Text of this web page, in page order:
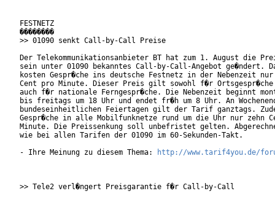
FESTNETZ
��������
>> 01090 senkt Call-by-Call Preise
Der Telekommunikationsanbieter BT hat zum 1. August die
sein unter 01090 bekanntes Call-by-Call-Angebot ge�ndert.
kosten Gespr�che ins deutsche Festnetz in der Nebenzeit
Cent pro Minute. Dieser Preis gilt sowohl f�r
auch f�r nationale Ferngespr�che. Die Nebenzeit beginnt
bis freitags um 18 Uhr und endet fr�h um 8 Uhr. An
bundeseinheitlichen Feiertagen gilt der Tarif ganztags.
Gespr�che in alle Mobilfunknetze rund um die Uhr nur zehn
Minute. Die Preissenkung soll unbefristet gelten.
wie bei allen Tarifen der 01090 im 60-Sekunden-Takt.
- Ihre Meinung zu diesem Thema:
http://www.tarif4you.de/
>> Tele2 verl�ngert Preisgarantie f�r Call-by-Call